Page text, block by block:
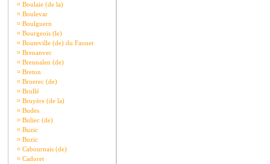
¤ Boulaie (de la)
¤ Boulevar
¤ Boulguern
¤ Bourgeois (le)
¤ Bouteville (de) du Faouet
¤ Brenanvec
¤ Brennalen (de)
¤ Breton
¤ Broerec (de)
¤ Brullé
¤ Bruyère (de la)
¤ Budes
¤ Buliec (de)
¤ Buzic
¤ Buzic
¤ Cabournais (de)
¤ Cadoret